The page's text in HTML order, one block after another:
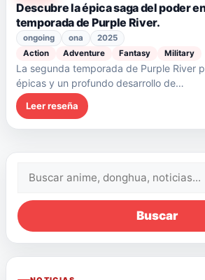
Descubre la épica saga del poder
temporada de Purple River.
ongoing ona
2025
Action
Adventure Fantasy Military
La segunda temporada de Purple River
épicas y un profundo desarrollo de…
Leer reseña
Buscar